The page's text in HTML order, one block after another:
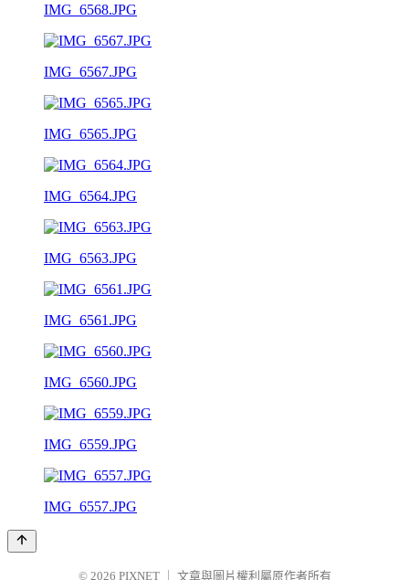
IMG_6568.JPG
IMG_6567.JPG
IMG_6565.JPG
IMG_6564.JPG
IMG_6563.JPG
IMG_6561.JPG
IMG_6560.JPG
IMG_6559.JPG
IMG_6557.JPG
© 2026 PIXNET 文章與圖片權利屬原作者所有